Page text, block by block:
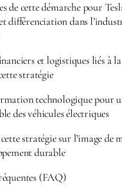
de cette démarche pour
différenciation dans
et logistiques liés à
stratégie
technologique pour
des véhicules électriques
stratégie sur l’image de
durable
(FAQ)